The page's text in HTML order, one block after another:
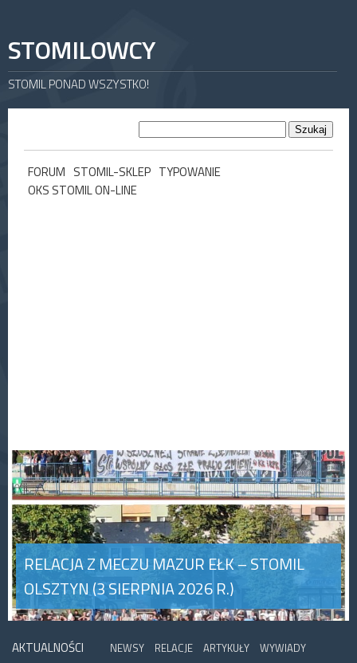
STOMILOWCY
STOMIL PONAD WSZYSTKO!
FORUM STOMIL-SKLEP TYPOWANIE
OKS STOMIL ON-LINE
RELACJA Z MECZU MAZUR EŁK – STOMIL
OLSZTYN (3 SIERPNIA 2026 R.)
AKTUALNOŚCI NEWSY RELACJE ARTYKUŁY WYWIADY